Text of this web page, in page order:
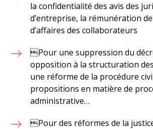
la confidentialité des avis des
d’entreprise, la rémunération
d’affaires des collaborateurs
Pour une suppression du
opposition à la structuration
une réforme de la procédure
propositions en matière de
administrative…
Pour des réformes de la